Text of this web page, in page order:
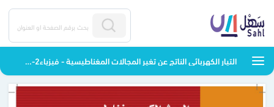
التيار الكهربائي الناتج عن تغير المجالات المغناطيسية - فيزياء2-3 - ثالث ثانوي